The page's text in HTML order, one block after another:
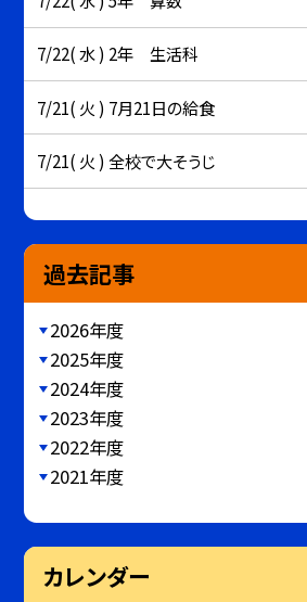
7/22( 水 ) 2年 生活科
7/21( 火 ) 7月21日の給食
7/21( 火 ) 全校で大そうじ
過去記事
2026年度
2025年度
2024年度
2023年度
2022年度
2021年度
カレンダー